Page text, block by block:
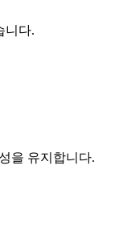
니다.
을 유지합니다.